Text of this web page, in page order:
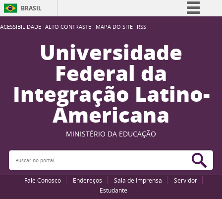
ACESSIBILIDADE ALTO CONTRASTE MAPA DO SITE RSS
BRASIL
Simplifique!
Participe
Acesso à informação
Legislação
Canais
Universidade
Federal da
Integração Latino-
Americana
MINISTÉRIO DA EDUCAÇÃO
Buscar no portal
Fale Conosco Endereços Sala de Imprensa
Servidor
Estudante